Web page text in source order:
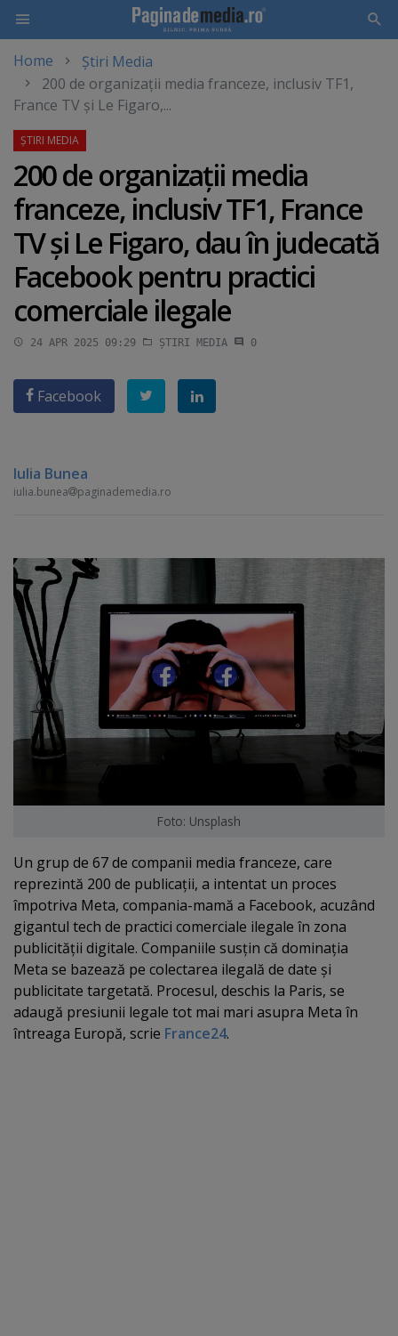
main
content
Home
Știri Media
200 de organizaţii media franceze, inclusiv TF1,
France TV şi Le Figaro,...
200 de organizaţii media
franceze, inclusiv TF1, France
TV şi Le Figaro, dau în judecată
Facebook pentru practici
comerciale ilegale
24 APR 2025 09:29 ȘTIRI MEDIA 0
Facebook
Iulia Bunea
iulia.bunea paginademedia.ro
Foto: Unsplash
Un grup de 67 de companii media franceze, care
reprezintă 200 de publicaţii, a intentat un proces
împotriva Meta, compania-mamă a Facebook, acuzând
gigantul tech de practici comerciale ilegale în zona
publicităţii digitale. Companiile susţin că dominaţia
Meta se bazează pe colectarea ilegală de date şi
publicitate targetată. Procesul, deschis la Paris, se
adaugă presiunii legale tot mai mari asupra Meta în
întreaga Europă, scrie France24.